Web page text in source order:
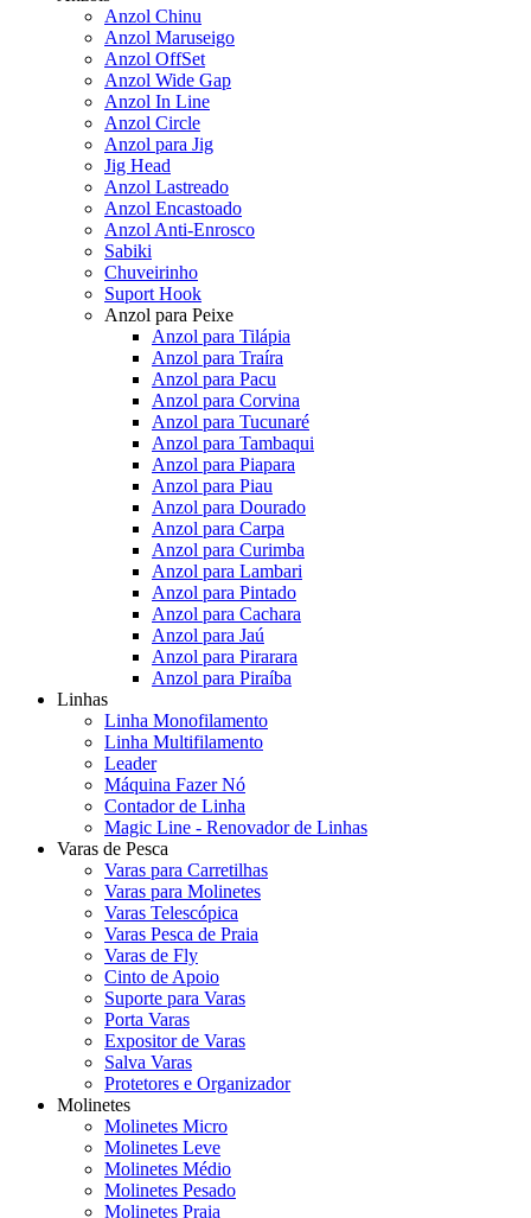
Anzol Chinu
Anzol Maruseigo
Anzol OffSet
Anzol Wide Gap
Anzol In Line
Anzol Circle
Anzol para Jig
Jig Head
Anzol Lastreado
Anzol Encastoado
Anzol Anti-Enrosco
Sabiki
Chuveirinho
Suport Hook
Anzol para Peixe
Anzol para Tilápia
Anzol para Traíra
Anzol para Pacu
Anzol para Corvina
Anzol para Tucunaré
Anzol para Tambaqui
Anzol para Piapara
Anzol para Piau
Anzol para Dourado
Anzol para Carpa
Anzol para Curimba
Anzol para Lambari
Anzol para Pintado
Anzol para Cachara
Anzol para Jaú
Anzol para Pirarara
Anzol para Piraíba
Linhas
Linha Monofilamento
Linha Multifilamento
Leader
Máquina Fazer Nó
Contador de Linha
Magic Line - Renovador de Linhas
Varas de Pesca
Varas para Carretilhas
Varas para Molinetes
Varas Telescópica
Varas Pesca de Praia
Varas de Fly
Cinto de Apoio
Suporte para Varas
Porta Varas
Expositor de Varas
Salva Varas
Protetores e Organizador
Molinetes
Molinetes Micro
Molinetes Leve
Molinetes Médio
Molinetes Pesado
Molinetes Praia